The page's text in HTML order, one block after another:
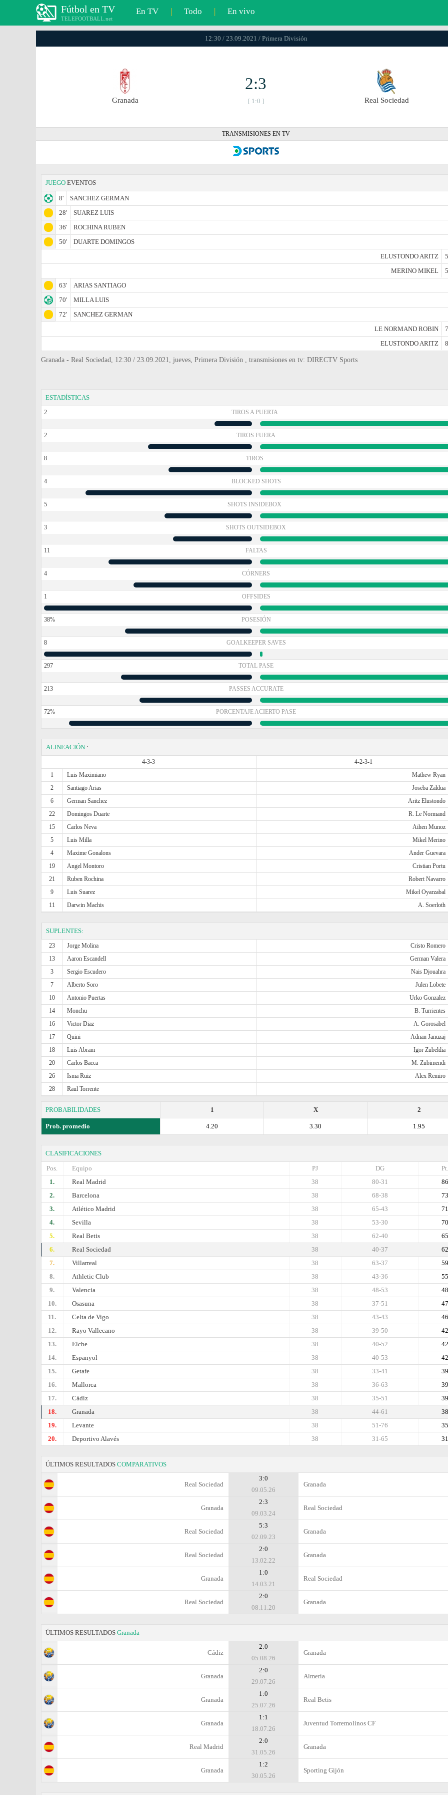
Fútbol en TV
TELEFOOTBALL.net
En TV | Todo | En vivo
12:30 / 23.09.2021 / Primera División
Granada
2:3
[ 1:0 ] Real Sociedad
TRANSMISIONES EN TV
JUEGO EVENTOS
8'
SANCHEZ GERMAN
28'
SUAREZ LUIS
36'
ROCHINA RUBEN
50'
DUARTE DOMINGOS
ELUSTONDO ARITZ
MERINO MIKEL
63'
ARIAS SANTIAGO
70'
MILLA LUIS
72'
SANCHEZ GERMAN
LE NORMAND ROBIN
ELUSTONDO ARITZ
Granada - Real Sociedad, 12:30 / 23.09.2021, jueves, Primera División , transmisiones en tv: DIRECTV Sports
ESTADÍSTICAS
2 TIROS A PUERTA
2 TIROS FUERA
8 TIROS
4 BLOCKED SHOTS
5 SHOTS INSIDEBOX
3 SHOTS OUTSIDEBOX
11 FALTAS
4 CÓRNERS
1 OFFSIDES
38% POSESIÓN
8 GOALKEEPER SAVES
297 TOTAL PASE
213 PASSES ACCURATE
72% PORCENTAJE ACIERTO PASE
ALINEACIÓN :
4-3-3
4-2-3-1
1
Luis Maximiano Mathew Ryan
2
Santiago Arias Joseba Zaldua
6
German Sanchez Aritz Elustondo
22
Domingos Duarte R. Le Normand
15
Carlos Neva Aihen Munoz
5
Luis Milla Mikel Merino
4
Maxime Gonalons Ander Guevara
19
Angel Montoro Cristian Portu
21
Ruben Rochina Robert Navarro
9
Luis Suarez Mikel Oyarzabal
11
Darwin Machis A. Soerloth
SUPLENTES:
23 Jorge Molina Cristo Romero
13
Aaron Escandell German Valera
3
Sergio Escudero Nais Djouahra
7
Alberto Soro Julen Lobete
10
Antonio Puertas Urko Gonzalez
14
Monchu B. Turrientes
16
Victor Diaz A. Gorosabel
17
Quini Adnan Januzaj
18
Luis Abram Igor Zubeldia
20
Carlos Bacca M. Zubimendi
26
Isma Ruiz Alex Remiro
28
Raul Torrente
PROBABILIDADES 2
X
1
Prob. promedio 1.95
3.30
4.20
CLASIFICACIONES
Pos.
Equipo Pt.
DG
PJ
1.
Real Madrid 86
80-31
38
2.
Barcelona 73
68-38
38
3.
Atlético Madrid 71
65-43
38
4.
Sevilla 70
53-30
38
5.
Real Betis 65
62-40
38
6.
Real Sociedad 62
40-37
38
7.
Villarreal 59
63-37
38
8.
Athletic Club 55
43-36
38
9.
Valencia 48
48-53
38
10.
Osasuna 47
37-51
38
11.
Celta de Vigo 46
43-43
38
12.
Rayo Vallecano 42
39-50
38
13.
Elche 42
40-52
38
14.
Espanyol 42
40-53
38
15.
Getafe 39
33-41
38
16.
Mallorca 39
36-63
38
17.
Cádiz 39
35-51
38
18.
Granada 38
44-61
38
19.
Levante 35
51-76
38
20.
Deportivo Alavés 31
31-65
38
ÚLTIMOS RESULTADOS COMPARATIVOS
Real Sociedad
3:0
09.05.26
Granada
Granada
2:3
09.03.24
Real Sociedad
Real Sociedad
5:3
02.09.23
Granada
Real Sociedad
2:0
13.02.22
Granada
Granada
1:0
14.03.21
Real Sociedad
Real Sociedad
2:0
08.11.20
Granada
ÚLTIMOS RESULTADOS Granada
Cádiz
2:0
05.08.26
Granada
Granada
2:0
29.07.26
Almería
Granada
1:0
25.07.26
Real Betis
Granada
1:1
18.07.26
Juventud Torremolinos CF
Real Madrid
2:0
31.05.26
Granada
Granada
1:2
30.05.26
Sporting Gijón